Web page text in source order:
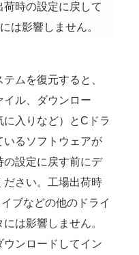
時の設定に戻して
は影響しません。
テムを復元すると、
イル、ダウンロー
に入りなど）とCドラ
いるソフトウェアが
の設定に戻す前にデ
ださい。工場出荷時
ブなどの他のドライ
は影響しません。
ンロードしてイン